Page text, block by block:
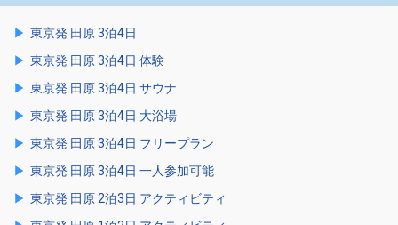
東京発 田原 3泊4日
東京発 田原 3泊4日 体験
東京発 田原 3泊4日 サウナ
東京発 田原 3泊4日 大浴場
東京発 田原 3泊4日 フリープラン
東京発 田原 3泊4日 一人参加可能
東京発 田原 2泊3日 アクティビティ